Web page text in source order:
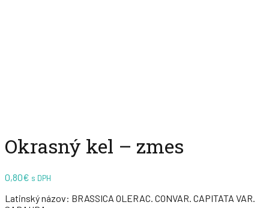
Okrasný kel – zmes
0,80€ s DPH
Latinský názov: BRASSICA OLERAC. CONVAR. CAPITATA VAR.